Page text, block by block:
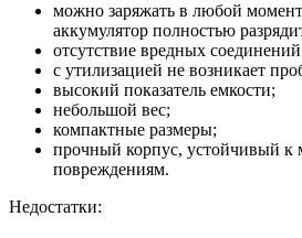
можно заряжать в любой
аккумулятор полностью
отсутствие вредных соединений
с утилизацией не возникает
высокий показатель емкости;
небольшой вес;
компактные размеры;
прочный корпус, устойчивый к
повреждениям.
Недостатки: